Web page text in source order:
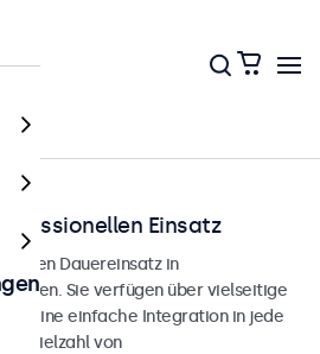
Einsatz
den Dauereinsatz in
Sie verfügen über vielseitige
für eine einfache Integration in jede
Vielzahl von